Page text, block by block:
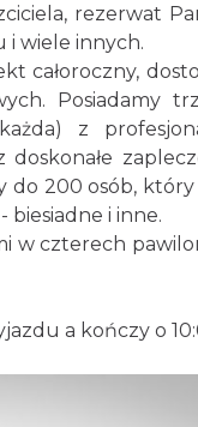
rezerwat
i wiele innych.
całoroczny,
Posiadamy
z
do 200 osób,
i inne.
w czterech
a kończy o